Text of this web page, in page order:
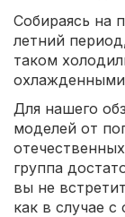
Собираясь на
летний
таком
Для нашего
моделей от
группа
вы не
как в случае